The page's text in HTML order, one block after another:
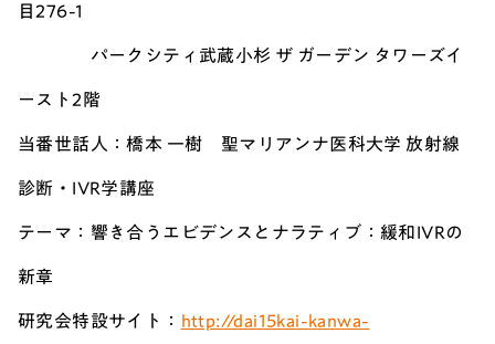
目276-1
パークシティ武蔵小杉 ザ ガーデン タワーズイ
ースト2階
当番世話人：橋本 一樹 聖マリアンナ医科大学 放射線
診断・IVR学講座
テーマ：響き合うエビデンスとナラティブ：緩和IVRの
新章
研究会特設サイト： http://dai15kai-kanwa-